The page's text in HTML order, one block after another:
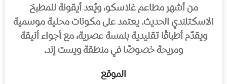
من أشهر مطاعم غلاسكو، ويُعد أيقونة للمطبخ
الاسكتلندي الحديث. يعتمد على مكونات محلية موسمية
ويقدّم أطباقًا تقليدية بلمسة عصرية، مع أجواء أنيقة
ومريحة خصوصًا في منطقة ويست إند.
الموقع